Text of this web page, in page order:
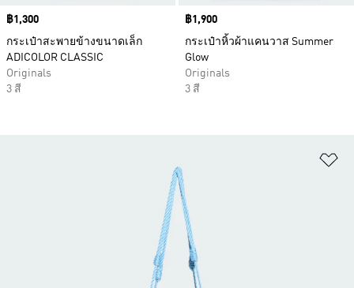
Price
฿1,300
กระเป๋าสะพายข้างขนาดเล็ก
ADICOLOR CLASSIC
Originals
3 สี
Price
฿1,900
กระเป๋าหิ้วผ้าแคนวาส Summer
Glow
Originals
3 สี